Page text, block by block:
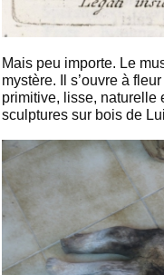
Mais peu importe. Le
mystère. Il s’ouvre à
primitive, lisse, naturelle
sculptures sur bois de